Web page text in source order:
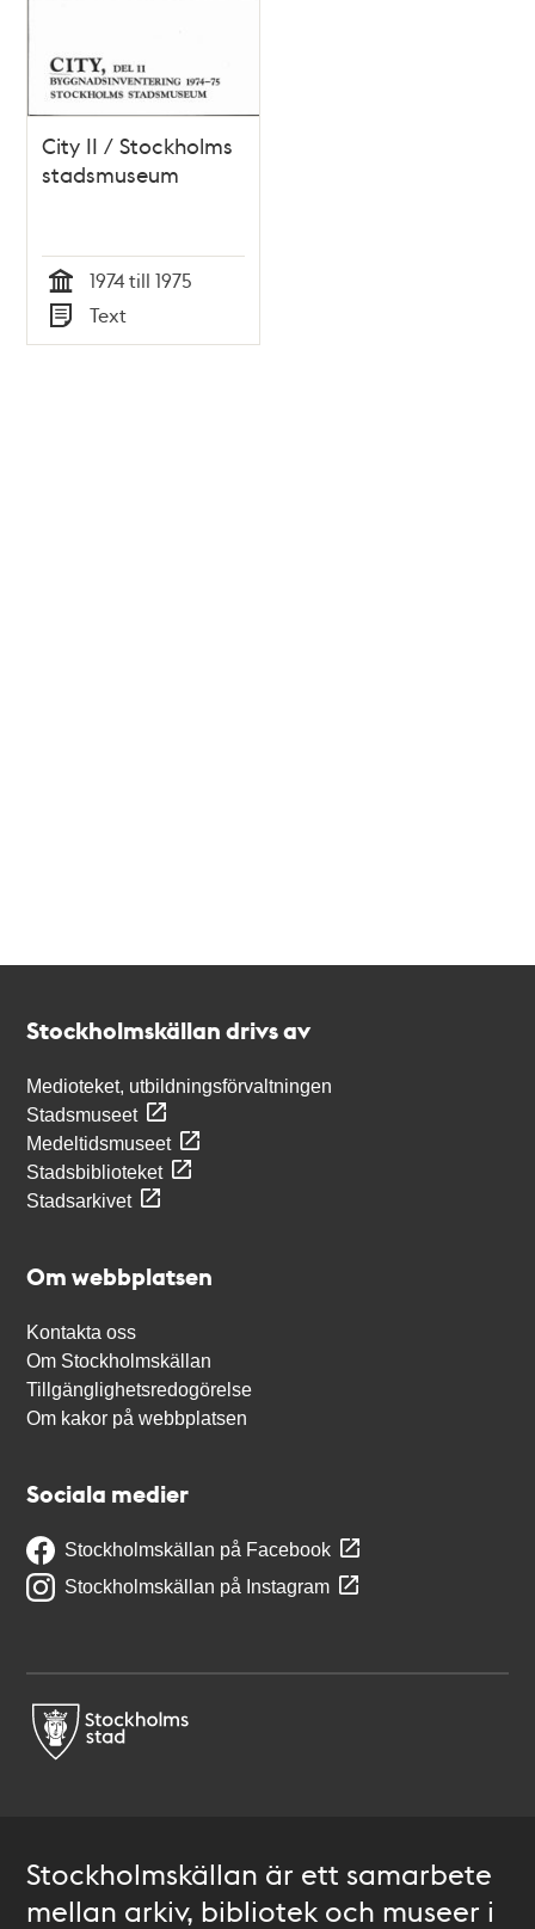
City II / Stockholms
stadsmuseum
Tid
1974 till 1975
Typ
Text
Stockholmskällan drivs av
Medioteket, utbildningsförvaltningen
Stadsmuseet
Medeltidsmuseet
Stadsbiblioteket
Stadsarkivet
Om webbplatsen
Kontakta oss
Om Stockholmskällan
Tillgänglighetsredogörelse
Om kakor på webbplatsen
Sociala medier
Stockholmskällan på Facebook
Stockholmskällan på Instagram
Stockholmskällan är ett samarbete
mellan arkiv, bibliotek och museer i